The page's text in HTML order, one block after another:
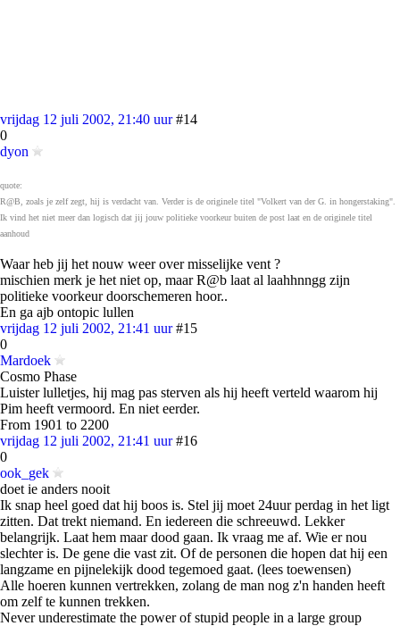
vrijdag 12 juli 2002, 21:40 uur #14
0
dyon
quote:
R@B, zoals je zelf zegt, hij is verdacht van. Verder is de originele titel "Volkert van der G. in hongerstaking".
Ik vind het niet meer dan logisch dat jij jouw politieke voorkeur buiten de post laat en de originele titel
aanhoud
Waar heb jij het nouw weer over misselijke vent ?
mischien merk je het niet op, maar R@b laat al laahhnngg zijn
politieke voorkeur doorschemeren hoor..
En ga ajb ontopic lullen
vrijdag 12 juli 2002, 21:41 uur #15
0
Mardoek
Cosmo Phase
Luister lulletjes, hij mag pas sterven als hij heeft verteld waarom hij
Pim heeft vermoord. En niet eerder.
From 1901 to 2200
vrijdag 12 juli 2002, 21:41 uur #16
0
ook_gek
doet ie anders nooit
Ik snap heel goed dat hij boos is. Stel jij moet 24uur perdag in het ligt
zitten. Dat trekt niemand. En iedereen die schreeuwd. Lekker
belangrijk. Laat hem maar dood gaan. Ik vraag me af. Wie er nou
slechter is. De gene die vast zit. Of de personen die hopen dat hij een
langzame en pijnelekijk dood tegemoed gaat. (lees toewensen)
Alle hoeren kunnen vertrekken, zolang de man nog z'n handen heeft
om zelf te kunnen trekken.
Never underestimate the power of stupid people in a large group